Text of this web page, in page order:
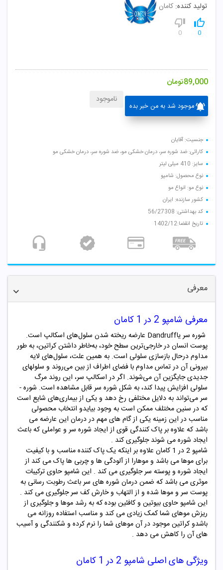
تولید کننده: کامان
0
0
89,000تومان
موجود شد به من خبر بده
ناموجود
جنسیت: آقایان
کارائی: ضد شوره سر، درمان خشکی مو، ضد شوره سر، درمان خشکی مو
سایز: 410 میلی لیتر
نوع محصول: شامپو
نوع مو: انواع مو
کشور سازنده: ایران
کد بهداشتی: 56/27308
تاریخ انقضا:1402/12
معرفی
معرفی شامپو 2 در 1 کامان
شوره ­سر یاDandruff عارضه ریخته شدن سلول‌های اسکالپ است.
پوست انسان در خارجی‌ترین سطح خود، به‌خاطر داشتن کراتین، به طور
مداوم درحال بازسازی سلولی است. به­ همین علت، سلول‌های لایه
بیرونی آن در تماس مداوم با فضای اطراف از بین می‌روند و سلول­های
جدیدی جایگزین آن می‌شوند. اگر در اسکالپ سر، این روند مرگ
سلولی افزایش پیدا کند، به شکل شوره ­سر قابل­ مشاهده است. شوره ­
سر می‌تواند به دلایل مختلفی رخ دهد و یکی از بیماری‌های شایع است
که در سنین مختلف ممکن است به وجود بیایدو انتخاب محصولی
مناسب در این زمینه یکی از گام های مهم در درمان این عارضه می
باشد که علاوه بر پاک کنندگی قوی از ایجاد شوره سر و عواملی که باعث
ایجاد شوره می شوند جلوگیری کند .
شامپو 2 در 1 کامان علاوه بر اینکه یک پاک کننده مناسب و با کیفیت
برای موها می باشد و موهارا از آلودگی ها و چربی ها پاک می کند از
ایجاد شوره و پوسته سر جلوگیری می کند . این شامپو حاوی ترکیبات
موثری می باشد که ضمن درمان شوره های سر باعث رطوبت رسانی به
پوست سر و موها شده و از التهاب و خارش کف سر جلوگیری می کند .
این شامپو حاوی بیوتین و کافئین بوده که به رشد موها و جلوگیری از
ریزش موهای شما کمک زیادی می کند و مناسب استفاده روزانه می
باشدو کراتین موجود در آن موهای شما را نرم کرده و شکنندگی و آسیب
های آن را کاهش می دهد .
ویژگی های اصلی شامپو 2 در 1 کامان